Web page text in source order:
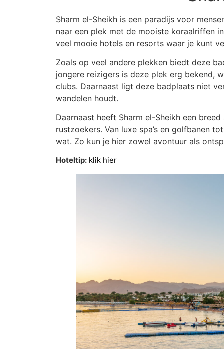
Sharm el-Sheikh is een paradijs voor
naar een plek met de mooiste koraalriffen
veel mooie hotels en resorts waar je kunt
Zoals op veel andere plekken biedt deze
jongere reizigers is deze plek erg bekend,
clubs. Daarnaast ligt deze badplaats niet
wandelen houdt.
Daarnaast heeft Sharm el-Sheikh een
rustzoekers. Van luxe spa’s en golfbanen
wat. Zo kun je hier zowel avontuur als
Hoteltip: klik hier